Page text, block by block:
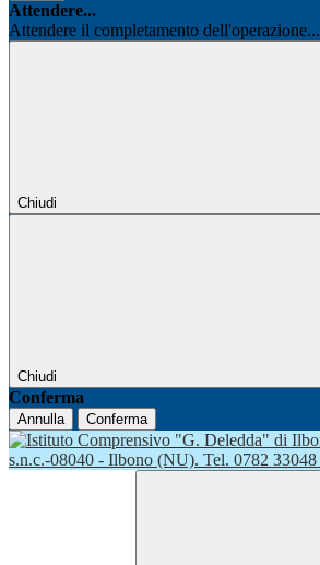
Attendere...
Attendere il completamento dell'operazione...
Chiudi
Chiudi
Conferma
Annulla Conferma
s.n.c.-08040 - Ilbono (NU). Tel. 0782 33048